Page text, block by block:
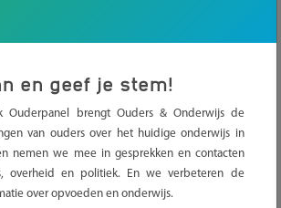
speciaal basisonderwijs, speciaal onderwijs
onderwijs.
en geef je stem!
Ouderpanel brengt Ouders & Onderwijs de
van ouders over het huidige onderwijs in
nemen we mee in gesprekken en contacten
overheid en politiek. En we verbeteren de
over opvoeden en onderwijs.